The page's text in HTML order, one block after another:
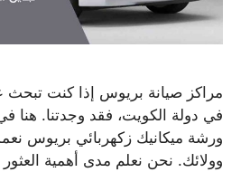
مراكز صيانة بريوس إذا كنت
في دولة الكويت، فقد وجدتنا.
ورشة ميكانيك زكهربائي بريوس
وولائك. نحن نعلم مدى أهمية